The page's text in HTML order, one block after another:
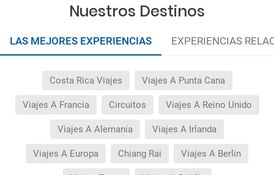
Nuestros Destinos
LAS MEJORES EXPERIENCIAS EXPERIENCIAS
Costa Rica Viajes Viajes A Punta Cana
Viajes A Francia Circuitos Viajes A Reino Unido
Viajes A Alemania Viajes A Irlanda
Viajes A Europa Chiang Rai Viajes A Berlin